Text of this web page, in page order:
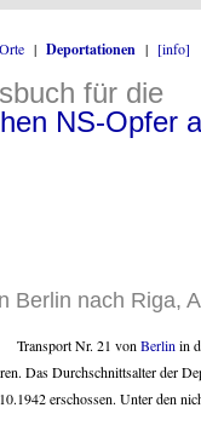
Orte | Deportationen | [info]
für die
NS-Opfer
Berlin nach Riga,
Transport Nr. 21 von Berlin in
Das Durchschnittsalter der
erschossen. Unter den